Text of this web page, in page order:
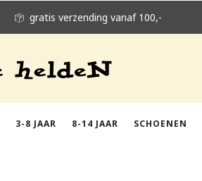
3-8 JAAR 8-14 JAAR SCHOENEN
gratis verzending vanaf 100,-